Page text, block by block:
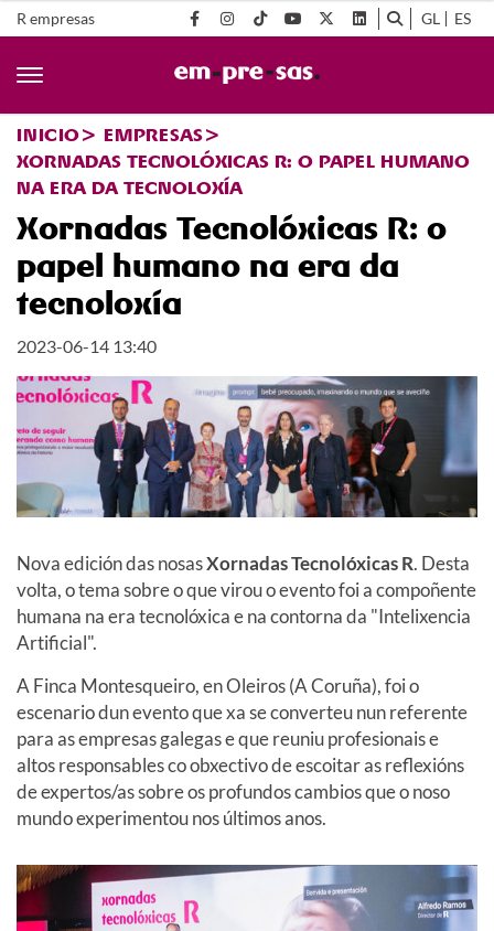
R empresas GL ES
INICIO
EMPRESAS
XORNADAS TECNOLÓXICAS R: O PAPEL HUMANO
NA ERA DA TECNOLOXÍA
Xornadas Tecnolóxicas R: o
papel humano na era da
tecnoloxía
2023-06-14 13:40
Nova edición das nosasXornadas Tecnolóxicas R. Desta
volta, o tema sobre o que virou o evento foi a compoñente
humana na era tecnolóxica e na contorna da "Intelixencia
Artificial".
A Finca Montesqueiro, en Oleiros (A Coruña), foi o
escenario dun evento que xa se converteu nun referente
para as empresas galegas e que reuniu profesionais e
altos responsables co obxectivo de escoitar as reflexións
de expertos/as sobre os profundos cambios que o noso
mundo experimentou nos últimos anos.